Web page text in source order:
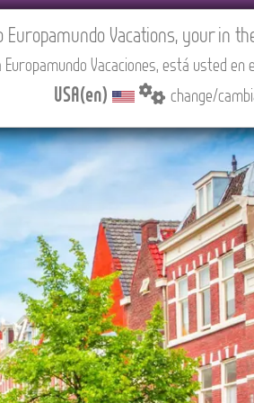
ABOUT US CONTACT
Europamundo Vacations, your in
Europamundo Vacaciones, está usted
USA(en) change/